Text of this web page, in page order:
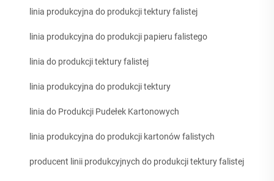
linia produkcyjna do produkcji tektury falistej
linia produkcyjna do produkcji papieru falistego
linia do produkcji tektury falistej
linia produkcyjna do produkcji tektury
linia do Produkcji Pudełek Kartonowych
linia produkcyjna do produkcji kartonów falistych
producent linii produkcyjnych do produkcji tektury falistej